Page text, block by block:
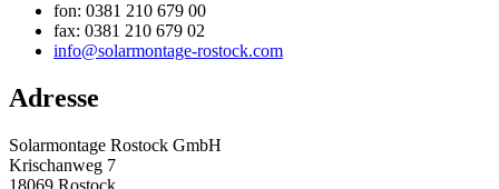
fon: 0381 210 679 00
fax: 0381 210 679 02
info@solarmontage-rostock.com
Adresse
Solarmontage Rostock GmbH
Krischanweg 7
18069 Rostock